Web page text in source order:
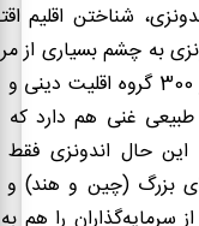
، شناختن اقلیم
به چشم بسیاری از
کشور چندفرهنگی است که در آن بیش از
غنی هم دارد که
حال اندونزی فقط
بزرگ (چین و هند)
سرمایهگذاران را هم